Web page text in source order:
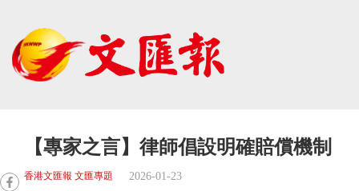
【專家之言】律師倡設明確賠償機制
香港文匯報 文匯專題 2026-01-23